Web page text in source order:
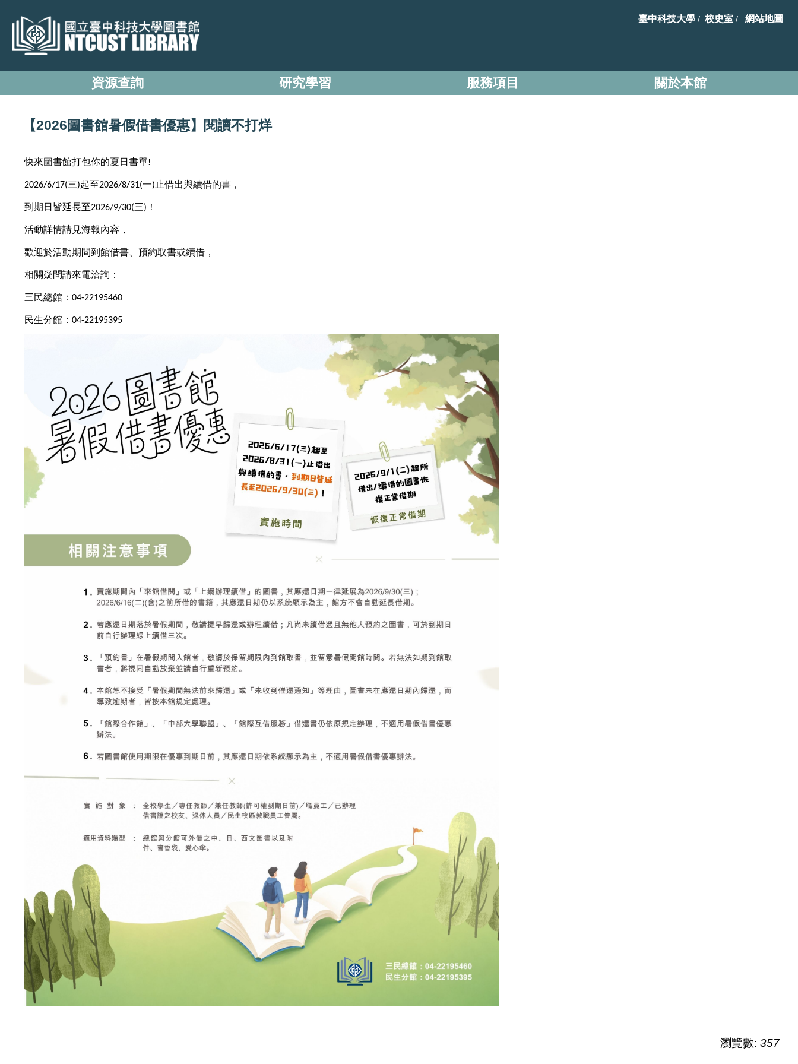
到
主
容
臺中科技大學 / 校史室 / 網站地圖
資源查詢 研究學習 服務項目 關於本館
【2026圖書館暑假借書優惠】閱讀不打烊
快來圖書館打包你的夏日書單!
2026/6/17(三)起至2026/8/31(一) 止借出與續借的書，
到期日皆延長至2026/9/30(三) ！
活動詳情請見海報內容，
歡迎於活動期間到館借書、預約取書或續借，
相關疑問請來電洽詢：
三民總館： 04-22195460
民生分館： 04-22195395
瀏覽數: 357